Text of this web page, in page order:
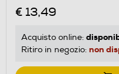
€ 13,49
Acquisto online:
Ritiro in negozio: non